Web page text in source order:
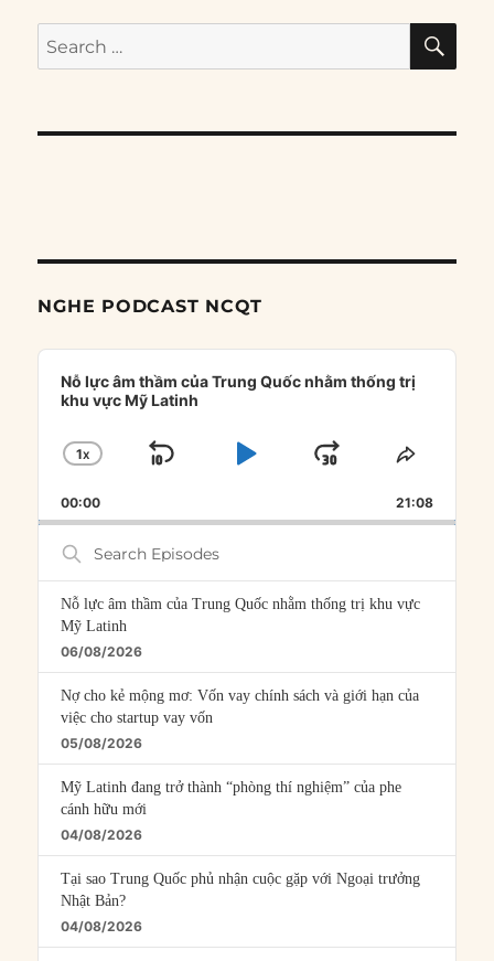
Search
for:
NGHE PODCAST NCQT
Audio
Player
Nỗ lực âm thầm của Trung Quốc nhằm thống trị
khu vực Mỹ Latinh
CHANGE
RATE
1X
SKIP
PLAYJUMP
FORWARD
SHARE
00:00 21:08
Search
Episodes
Nỗ lực âm thầm của Trung Quốc nhằm thống trị khu vực
Mỹ Latinh
06/08/2026
Nợ cho kẻ mộng mơ: Vốn vay chính sách và giới hạn của
việc cho startup vay vốn
05/08/2026
Mỹ Latinh đang trở thành “phòng thí nghiệm” của phe
cánh hữu mới
04/08/2026
Tại sao Trung Quốc phủ nhận cuộc gặp với Ngoại trưởng
Nhật Bản?
04/08/2026